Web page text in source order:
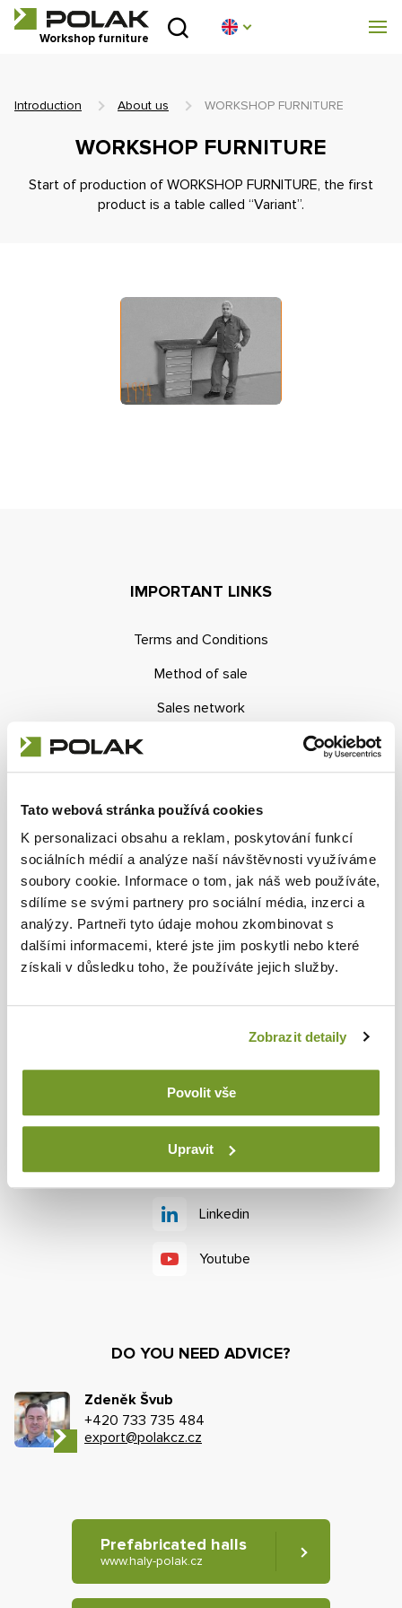
Tato webová stránka používá cookies
K personalizaci obsahu a reklam, poskytování funkcí
sociálních médií a analýze naší návštěvnosti využíváme
soubory cookie. Informace o tom, jak náš web používáte,
sdílíme se svými partnery pro sociální média, inzerci a
analýzy. Partneři tyto údaje mohou zkombinovat s
dalšími informacemi, které jste jim poskytli nebo které
získali v důsledku toho, že používáte jejich služby.
Zobrazit detaily
Povolit vše
Upravit
Workshop furniture
Introduction
Realization
Sales network
Introduction About us WORKSHOP FURNITURE
WORKSHOP FURNITURE
Start of production of WORKSHOP FURNITURE, the first
product is a table called “Variant”.
IMPORTANT LINKS
Terms and Conditions
Method of sale
Sales network
Contacts
WORKSHOP FURNITURE
Product lines
About us
Advisory centre
Blog
FOLLOW US ON
Facebook
Linkedin
Youtube
DO YOU NEED ADVICE?
Zdeněk Švub
+420 733 735 484
export@polakcz.cz
Prefabricated halls
www.haly-polak.cz